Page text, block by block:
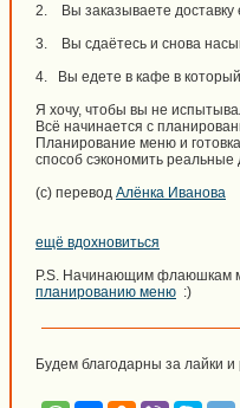
2. Вы заказываете доставку
3. Вы сдаётесь и снова
4. Вы едете в кафе в
Я хочу, чтобы вы не
Всё начинается с
Планирование меню и
способ сэкономить реальные
(c) перевод Алёнка Иванова
ещё вдохновиться
P.S. Начинающим флаюшкам
планированию меню :)
Будем благодарны за лайки и